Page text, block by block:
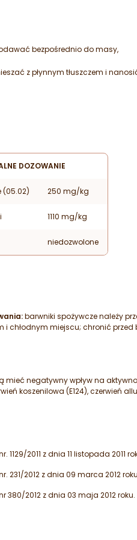
bezpośrednio do masy,
z płynnym tłuszczem i
DOZOWANIE
(05.02) 250 mg/kg
1110 mg/kg
niedozwolone
barwniki spożywcze należy
i chłodnym miejscu; chronić
mieć negatywny wpływ na
koszenilowa (E124), czerwień
1129/2011 z dnia 11 listopada 2011
231/2012 z dnia 09 marca 2012
380/2012 z dnia 03 maja 2012 roku.